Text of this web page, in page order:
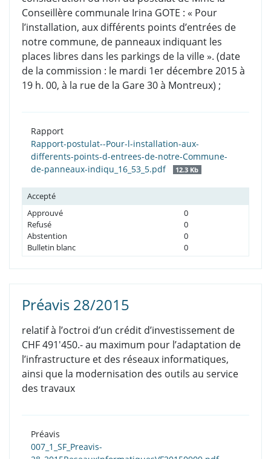
Conseillère communale Irina GOTE : « Pour
l’installation, aux différents points d’entrées de
notre commune, de panneaux indiquant les
places libres dans les parkings de la ville ». (date
de la commission : le mardi 1er décembre 2015 à
19 h. 00, à la rue de la Gare 30 à Montreux) ;
Rapport
Rapport-postulat--Pour-l-installation-aux-
differents-points-d-entrees-de-notre-Commune-
de-panneaux-indiqu_16_53_5.pdf
12.3 Kb
Accepté
Approuvé
0
Refusé
0
Abstention
0
Bulletin blanc
0
Préavis 28/2015
relatif à l’octroi d’un crédit d’investissement de
CHF 491'450.- au maximum pour l’adaptation de
l’infrastructure et des réseaux informatiques,
ainsi que la modernisation des outils au service
des travaux
Préavis
007_1_SF_Preavis-